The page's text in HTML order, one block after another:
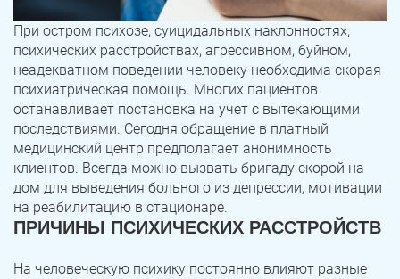
При остром психозе, суицидальных наклонностях,
психических расстройствах, агрессивном, буйном,
неадекватном поведении человеку необходима скорая
психиатрическая помощь. Многих пациентов
останавливает постановка на учет с вытекающими
последствиями. Сегодня обращение в платный
медицинский центр предполагает анонимность
клиентов. Всегда можно вызвать бригаду скорой на
дом для выведения больного из депрессии, мотивации
на реабилитацию в стационаре.
ПРИЧИНЫ ПСИХИЧЕСКИХ РАССТРОЙСТВ
На человеческую психику постоянно влияют разные